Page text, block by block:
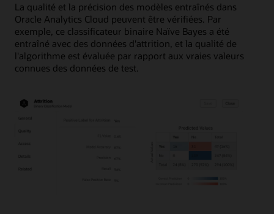
La qualité et la précision des modèles entraînés dans
Oracle Analytics Cloud peuvent être vérifiées. Par
exemple, ce classificateur binaire Naïve Bayes a été
entraîné avec des données d'attrition, et la qualité de
l'algorithme est évaluée par rapport aux vraies valeurs
connues des données de test.